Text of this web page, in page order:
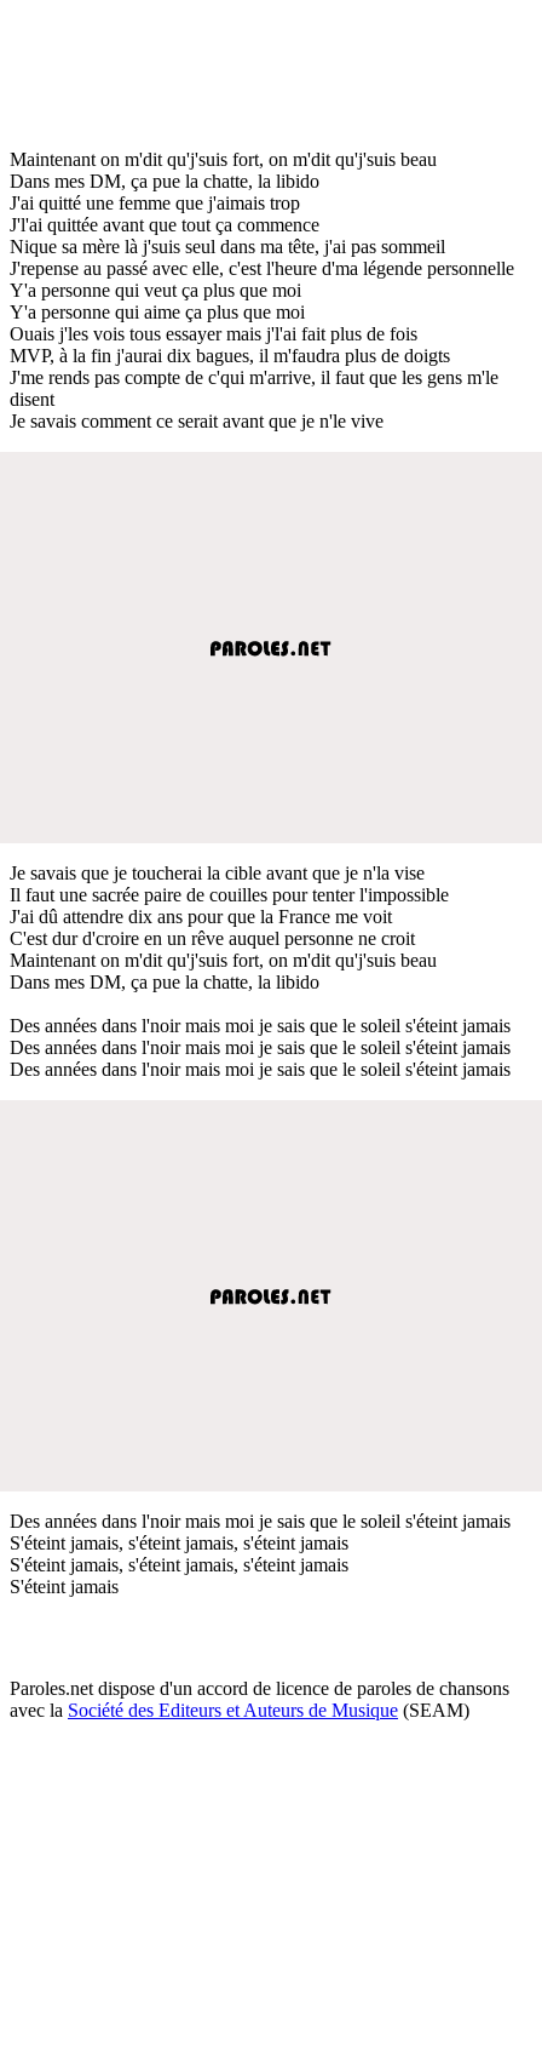
Maintenant on m'dit qu'j'suis fort, on m'dit qu'j'suis beau
Dans mes DM, ça pue la chatte, la libido
J'ai quitté une femme que j'aimais trop
J'l'ai quittée avant que tout ça commence
Nique sa mère là j'suis seul dans ma tête, j'ai pas sommeil
J'repense au passé avec elle, c'est l'heure d'ma légende personnelle
Y'a personne qui veut ça plus que moi
Y'a personne qui aime ça plus que moi
Ouais j'les vois tous essayer mais j'l'ai fait plus de fois
MVP, à la fin j'aurai dix bagues, il m'faudra plus de doigts
J'me rends pas compte de c'qui m'arrive, il faut que les gens m'le
disent
Je savais comment ce serait avant que je n'le vive
Je savais que je toucherai la cible avant que je n'la vise
Il faut une sacrée paire de couilles pour tenter l'impossible
J'ai dû attendre dix ans pour que la France me voit
C'est dur d'croire en un rêve auquel personne ne croit
Maintenant on m'dit qu'j'suis fort, on m'dit qu'j'suis beau
Dans mes DM, ça pue la chatte, la libido
Des années dans l'noir mais moi je sais que le soleil s'éteint jamais
Des années dans l'noir mais moi je sais que le soleil s'éteint jamais
Des années dans l'noir mais moi je sais que le soleil s'éteint jamais
Des années dans l'noir mais moi je sais que le soleil s'éteint jamais
S'éteint jamais, s'éteint jamais, s'éteint jamais
S'éteint jamais, s'éteint jamais, s'éteint jamais
S'éteint jamais
Paroles.net dispose d'un accord de licence de paroles de chansons
avec la Société des Editeurs et Auteurs de Musique (SEAM)